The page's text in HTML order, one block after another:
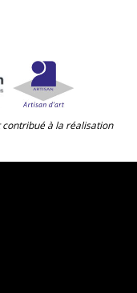
contribué à la réalisation